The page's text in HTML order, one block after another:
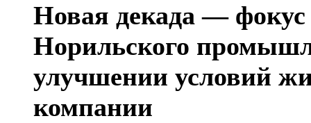
Новая декада — фокус
Норильского
улучшении условий
компании